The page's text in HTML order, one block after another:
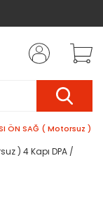
ÖN SAĞ ( Motorsuz )